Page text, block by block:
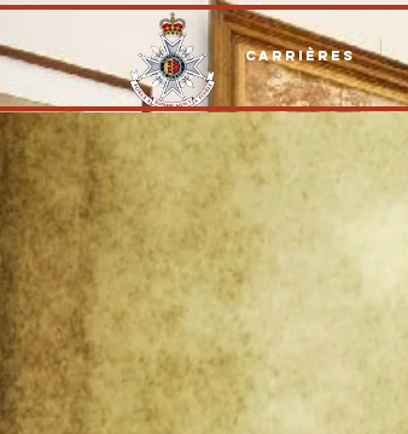
CARRIÈRES